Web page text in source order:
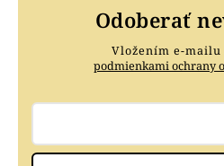
Odoberať
Vložením e-mailu
podmienkami ochrany